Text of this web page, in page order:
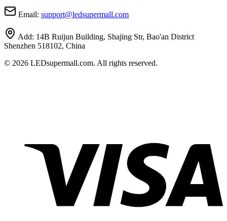
Email: support@ledsupermall.com
Add: 14B Ruijun Building, Shajing Str, Bao'an District
Shenzhen 518102, China
© 2026 LEDsupermall.com. All rights reserved.